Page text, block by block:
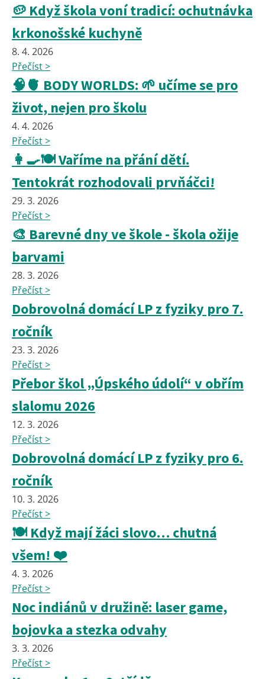
🥔 Když škola voní tradicí: ochutnávka
krkonošské kuchyně
8. 4. 2026
Přečíst >
🧠🫀 BODY WORLDS: 🌱 učíme se pro
život, nejen pro školu
4. 4. 2026
Přečíst >
👩‍🍳🍽️ Vaříme na přání dětí.
Tentokrát rozhodovali prvňáčci!
29. 3. 2026
Přečíst >
🎨 Barevné dny ve škole - škola ožije
barvami
28. 3. 2026
Přečíst >
Dobrovolná domácí LP z fyziky pro 7.
ročník
23. 3. 2026
Přečíst >
Přebor škol „Úpského údolí“ v obřím
slalomu 2026
12. 3. 2026
Přečíst >
Dobrovolná domácí LP z fyziky pro 6.
ročník
10. 3. 2026
Přečíst >
🍽️ Když mají žáci slovo… chutná
všem! ❤️
4. 3. 2026
Přečíst >
Noc indiánů v družině: laser game,
bojovka a stezka odvahy
3. 3. 2026
Přečíst >